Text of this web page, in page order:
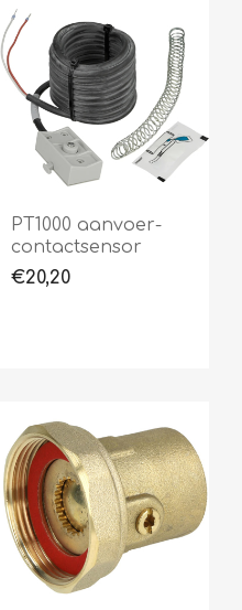
PT1000 aanvoer-
contactsensor
€20,20